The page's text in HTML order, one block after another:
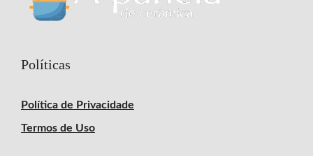
Políticas
Política de Privacidade
Termos de Uso